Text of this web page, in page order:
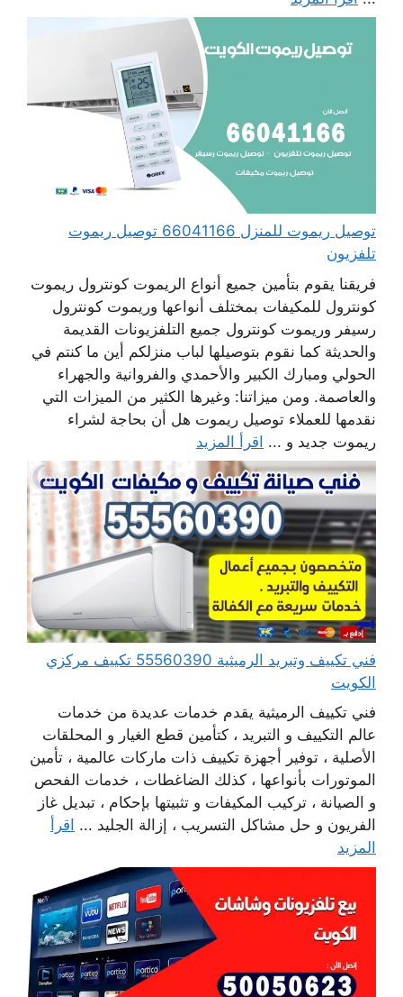
توصيل ريموت للمنزل 66041166 توصيل ريموت
تلفزيون
فريقنا يقوم بتأمين جميع أنواع الريموت كونترول ريموت
كونترول للمكيفات بمختلف أنواعها وريموت كونترول
رسيفر وريموت كونترول جميع التلفزيونات القديمة
والحديثة كما نقوم بتوصيلها لباب منزلكم أين ما كنتم في
الحولي ومبارك الكبير والأحمدي والفروانية والجهراء
والعاصمة. ومن ميزاتنا: وغيرها الكثير من الميزات التي
نقدمها للعملاء توصيل ريموت هل أن بحاجة لشراء
ريموت جديد و ... اقرأ المزيد
فني تكييف وتبريد الرميثية 55560390 تكييف مركزي
الكويت
فني تكييف الرميثية يقدم خدمات عديدة من خدمات
عالم التكييف و التبريد ، كتأمين قطع الغيار و المحلقات
الأصلية ، توفير أجهزة تكييف ذات ماركات عالمية ، تأمين
الموتورات بأنواعها ، كذلك الضاغطات ، خدمات الفحص
و الصيانة ، تركيب المكيفات و تثبيتها بإحكام ، تبديل غاز
الفريون و حل مشاكل التسريب ، إزالة الجليد ... اقرأ
المزيد